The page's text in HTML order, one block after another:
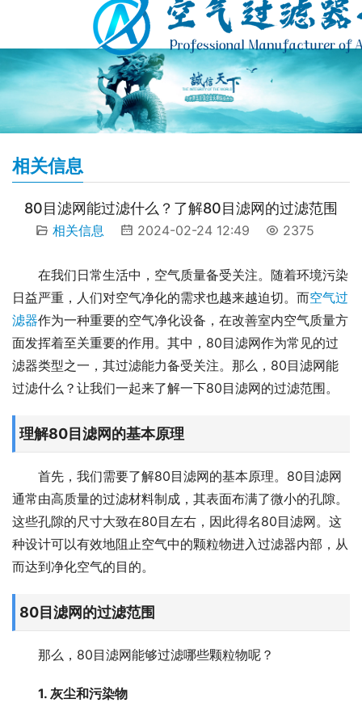
相关信息
80目滤网能过滤什么？了解80目滤网的过滤范围
相关信息 2024-02-24 12:49 2375
在我们日常生活中，空气质量备受关注。随着环境污染
日益严重，人们对空气净化的需求也越来越迫切。而空气过
滤器作为一种重要的空气净化设备，在改善室内空气质量方
面发挥着至关重要的作用。其中，80目滤网作为常见的过
滤器类型之一，其过滤能力备受关注。那么，80目滤网能
过滤什么？让我们一起来了解一下80目滤网的过滤范围。
理解80目滤网的基本原理
首先，我们需要了解80目滤网的基本原理。80目滤网
通常由高质量的过滤材料制成，其表面布满了微小的孔隙。
这些孔隙的尺寸大致在80目左右，因此得名80目滤网。这
种设计可以有效地阻止空气中的颗粒物进入过滤器内部，从
而达到净化空气的目的。
80目滤网的过滤范围
那么，80目滤网能够过滤哪些颗粒物呢？
1. 灰尘和污染物